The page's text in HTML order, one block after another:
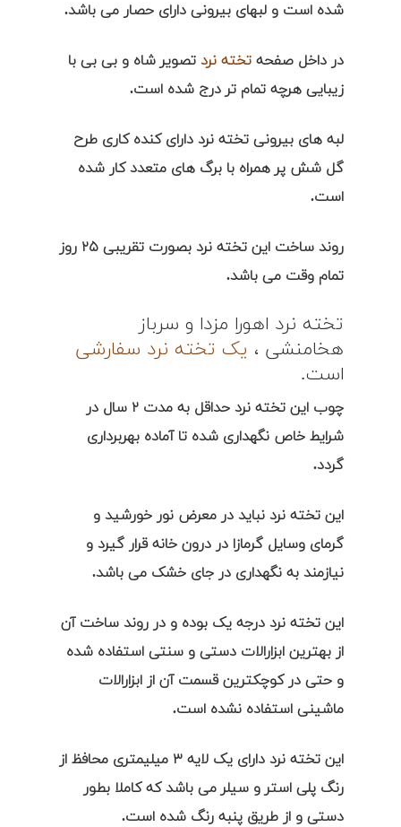
شده است و لبهای بیرونی دارای حصار می باشد.
در داخل صفحه تخته نرد تصویر شاه و بی بی با
زیبایی هرچه تمام تر درج شده است.
لبه های بیرونی تخته نرد دارای کنده کاری طرح
گل شش پر همراه با برگ های متعدد کار شده
است.
روند ساخت این تخته نرد بصورت تقریبی ۲۵ روز
تمام وقت می باشد.
تخته نرد اهورا مزدا و سرباز
هخامنشی ، یک تخته نرد سفارشی
است.
چوب این تخته نرد حداقل به مدت ۲ سال در
شرایط خاص نگهداری شده تا آماده بهربرداری
گردد.
این تخته نرد نباید در معرض نور خورشید و
گرمای وسایل گرمازا در درون خانه قرار گیرد و
نیازمند به نگهداری در جای خشک می باشد.
این تخته نرد درجه یک بوده و در روند ساخت آن
از بهترین ابزارالات دستی و سنتی استفاده شده
و حتی در کوچکترین قسمت آن از ابزارالات
ماشینی استفاده نشده است.
این تخته نرد دارای یک لایه ۳ میلیمتری محافظ از
رنگ پلی استر و سیلر می باشد که کاملا بطور
دستی و از طریق پنبه رنگ شده است.